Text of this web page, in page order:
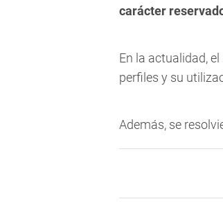
carácter
En la actualidad,
perfiles y su
Además, se